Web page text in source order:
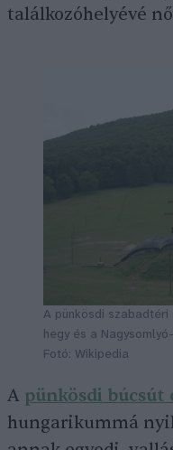
találkozóhelyévé
A pünkösdi
hegy és a
Fotó: Wikipedia
A pünkösdi búcsút
hungarikummá